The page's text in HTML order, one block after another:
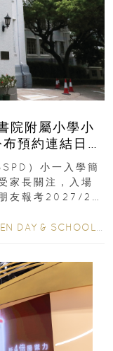
院附屬小學小
預約連結日期
）小一入學簡
家長關注，入場
友報考2027/28
DAY & SCHOOL EVENTS